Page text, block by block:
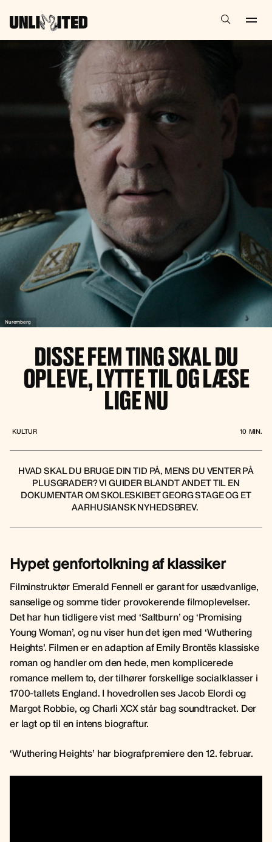
Nuremberg
DISSE FEM TING SKAL DU
OPLEVE, LYTTE TIL OG LÆSE
LIGE NU
KULTUR 10 MIN.
HVAD SKAL DU BRUGE DIN TID PÅ, MENS DU VENTER PÅ
PLUSGRADER? VI GUIDER BLANDT ANDET TIL EN
DOKUMENTAR OM SKOLESKIBET GEORG STAGE OG ET
AARHUSIANSK NYHEDSBREV. ‍
Hypet genfortolkning af klassiker
Filminstruktør Emerald Fennell er garant for usædvanlige,
sanselige og somme tider provokerende filmoplevelser.
Det har hun tidligere vist med ‘Saltburn’ og ‘Promising
Young Woman’, og nu viser hun det igen med ‘Wuthering
Heights’. Filmen er en adaption af Emily Brontës klassiske
roman og handler om den hede, men komplicerede
romance mellem to, der tilhører forskellige socialklasser i
1700-tallets England. I hovedrollen ses Jacob Elordi og
Margot Robbie, og Charli XCX står bag soundtracket. Der
er lagt op til en intens biograftur.
‘Wuthering Heights’ har biografpremiere den 12. februar.